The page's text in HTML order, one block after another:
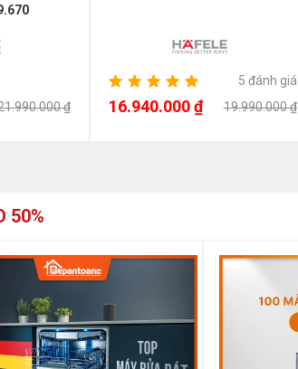
ăn Việt )
₫
5 đánh giá
16.940.000 ₫ 19.990.000 ₫
50%